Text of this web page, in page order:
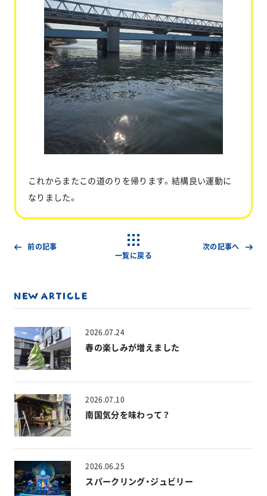
これからまたこの道のりを帰ります。結構良い運動に
なりました。
前の記事
一覧に戻る
次の記事へ
2026.07.24
春の楽しみが増えました
2026.07.10
南国気分を味わって？
2026.06.25
スパークリング・ジュビリー